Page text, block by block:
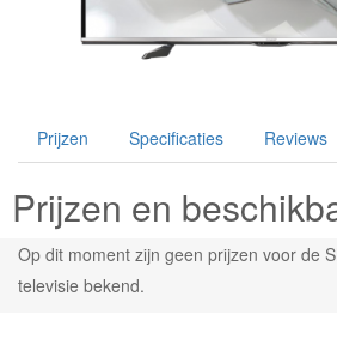
Prijzen Specificaties Reviews
Prijzen en
Op dit moment zijn geen prijzen voor de
televisie bekend.